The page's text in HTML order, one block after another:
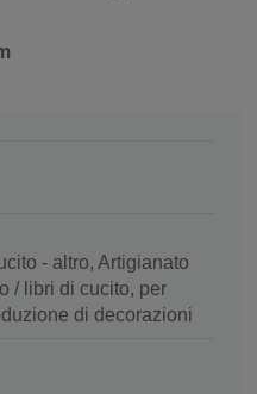
- altro, Artigianato
/ libri di cucito, per
di decorazioni